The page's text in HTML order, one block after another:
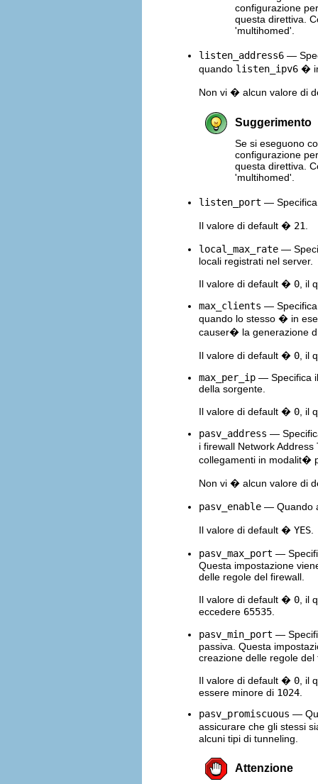
configurazione
questa direttiva.
'multihomed'.
listen_address6 —
quando listen_ipv6 �
Non vi � alcun valore di
Suggerimento
Se si eseguono
configurazione
questa direttiva.
'multihomed'.
listen_port —
Il valore di default � 21
local_max_rate —
locali registrati nel server.
Il valore di default � 0 , il
max_clients — Specifica
quando lo stesso � in
causer� la generazione
Il valore di default � 0 , il
max_per_ip — Specifica
della sorgente.
Il valore di default � 0 , il
pasv_address —
i firewall Network
collegamenti in modalit�
Non vi � alcun valore di
pasv_enable — Quando
Il valore di default � YES
pasv_max_port —
Questa impostazione
delle regole del firewall.
Il valore di default � 0 , il
eccedere 65535
pasv_min_port —
passiva. Questa
creazione delle regole del
Il valore di default � 0 , il
essere minore di 1024
pasv_promiscuous —
assicurare che gli stessi
alcuni tipi di tunneling.
Attenzione